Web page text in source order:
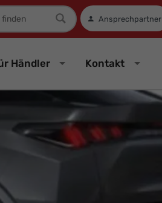
Ansprechpartner
Händler Kontakt